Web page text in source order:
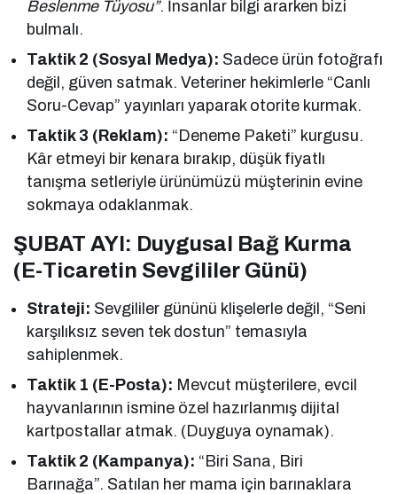
Beslenme Tüyosu”. İnsanlar bilgi ararken bizi
bulmalı.
Taktik 2 (Sosyal Medya): Sadece ürün fotoğrafı
değil, güven satmak. Veteriner hekimlerle “Canlı
Soru-Cevap” yayınları yaparak otorite kurmak.
Taktik 3 (Reklam): “Deneme Paketi” kurgusu.
Kâr etmeyi bir kenara bırakıp, düşük fiyatlı
tanışma setleriyle ürünümüzü müşterinin evine
sokmaya odaklanmak.
ŞUBAT AYI: Duygusal Bağ Kurma
(E-Ticaretin Sevgililer Günü)
Strateji: Sevgililer gününü klişelerle değil, “Seni
karşılıksız seven tek dostun” temasıyla
sahiplenmek.
Taktik 1 (E-Posta): Mevcut müşterilere, evcil
hayvanlarının ismine özel hazırlanmış dijital
kartpostallar atmak. (Duyguya oynamak).
Taktik 2 (Kampanya): “Biri Sana, Biri
Barınağa”. Satılan her mama için barınaklara